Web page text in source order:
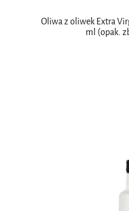
Oliwa z oliwek Extra
ml (opak.